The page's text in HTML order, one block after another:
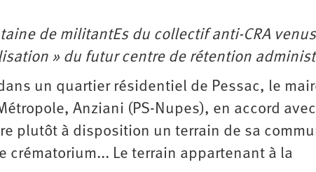
de militantEs du collectif anti-CRA venus
» du futur centre de rétention
un quartier résidentiel de Pessac, le
Anziani (PS-Nupes), en accord
plutôt à disposition un terrain de sa
crématorium... Le terrain appartenant à la